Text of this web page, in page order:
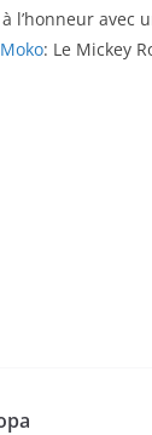
à l’honneur avec
Moko: Le Mickey